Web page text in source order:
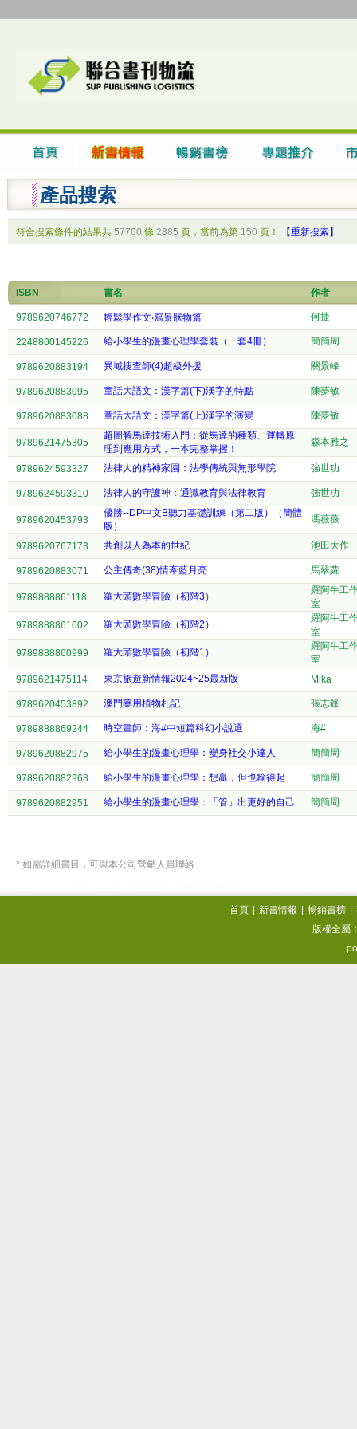
產品搜索
符合搜索條件的結果共 57700 條 2885 頁，當前為第 150 頁！ 【重新搜索】
ISBN 書名 作者
9789620746772 輕鬆學作文‧寫景狀物篇 何捷
2248800145226 給小學生的漫畫心理學套裝（一套4冊） 簡簡周
9789620883194 異域搜查師(4)超級外援 關景峰
9789620883095 童話大語文：漢字篇(下)漢字的特點 陳夢敏
9789620883088 童話大語文：漢字篇(上)漢字的演變 陳夢敏
9789621475305
超圖解馬達技術入門：從馬達的種類、運轉原
理到應用方式，一本完整掌握！
森本雅之
9789624593327 法律人的精神家園：法學傳統與無形學院 強世功
9789624593310 法律人的守護神：通識教育與法律教育 強世功
9789620453793
優勝--DP中文B聽力基礎訓練（第二版）（簡體
版）
馮薇薇
9789620767173 共創以人為本的世紀 池田大作
9789620883071 公主傳奇(38)情牽藍月亮 馬翠蘿
9789888861118 羅大頭數學冒險（初階3）
羅阿牛工
室
9789888861002
羅大頭數學冒險（初階2）
羅阿牛工
室
9789888860999
羅大頭數學冒險（初階1）
羅阿牛工
室
9789621475114
東京旅遊新情報2024~25最新版 Mika
9789620453892 澳門藥用植物札記 張志鋒
9789888869244 時空畫師：海#中短篇科幻小說選 海#
9789620882975 給小學生的漫畫心理學：變身社交小達人 簡簡周
9789620882968 給小學生的漫畫心理學：想贏，但也輸得起 簡簡周
9789620882951 給小學生的漫畫心理學：「管」出更好的自己 簡簡周
* 如需詳細書目，可與本公司營銷人員聯絡
首頁 新書情報 暢銷書榜
版權全屬